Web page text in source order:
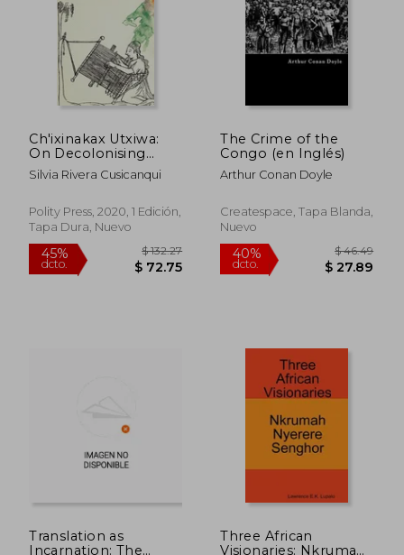
45%
dcto.
Ch'ixinakax Utxiwa:
On Decolonising
Practices and
Discourses (en Inglés)
Silvia Rivera Cusicanqui
Polity Press, 2020, 1 Edición,
Tapa Dura, Nuevo
The Crime of the
Congo (en Inglés)
Arthur Conan Doyle
Createspace, Tapa Blanda,
Nuevo
Translation as
Incarnation: The
Three African
Visionaries: Nkrumah